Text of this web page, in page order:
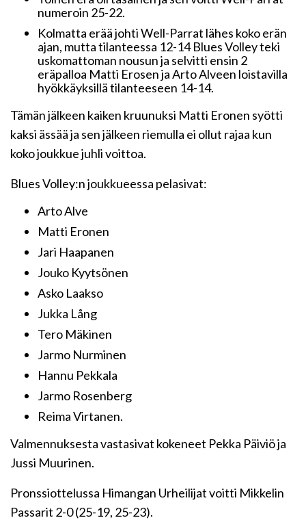
numeroin 25-22.
Kolmatta erää johti Well-Parrat lähes koko erän
ajan, mutta tilanteessa 12-14 Blues Volley teki
uskomattoman nousun ja selvitti ensin 2
eräpalloa Matti Erosen ja Arto Alveen loistavilla
hyökkäyksillä tilanteeseen 14-14.
Tämän jälkeen kaiken kruunuksi Matti Eronen syötti
kaksi ässää ja sen jälkeen riemulla ei ollut rajaa kun
koko joukkue juhli voittoa.
Blues Volley:n joukkueessa pelasivat:
Arto Alve
Matti Eronen
Jari Haapanen
Jouko Kyytsönen
Asko Laakso
Jukka Lång
Tero Mäkinen
Jarmo Nurminen
Hannu Pekkala
Jarmo Rosenberg
Reima Virtanen.
Valmennuksesta vastasivat kokeneet Pekka Päiviö ja
Jussi Muurinen.
Pronssiottelussa Himangan Urheilijat voitti Mikkelin
Passarit 2-0 (25-19, 25-23).